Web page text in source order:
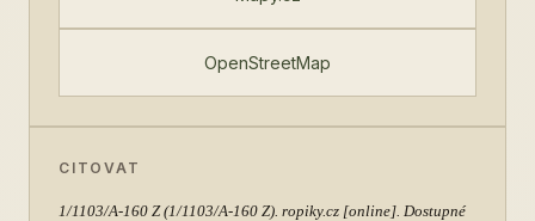
OpenStreetMap
CITOVAT
1/1103/A-160 Z(1/1103/A-160 Z). ropiky.cz [online]. Dostupné